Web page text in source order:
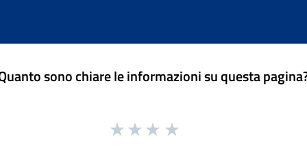
sono chiare le informazioni su questa